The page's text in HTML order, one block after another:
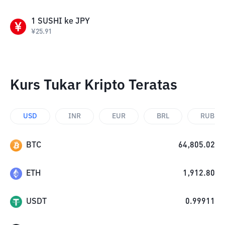
1 SUSHI ke JPY
¥25.91
Kurs Tukar Kripto Teratas
USD INR EUR BRL RUB
BTC 64,805.02
ETH 1,912.80
USDT 0.99911